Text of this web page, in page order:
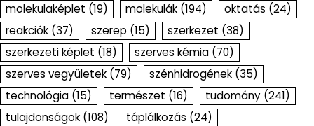
molekulaképlet (19) molekulák (194) oktatás (24)
reakciók (37) szerep (15) szerkezet (38)
szerkezeti képlet (18) szerves kémia (70)
szerves vegyületek (79) szénhidrogének (35)
technológia (15) természet (16) tudomány (241)
tulajdonságok (108) táplálkozás (24)